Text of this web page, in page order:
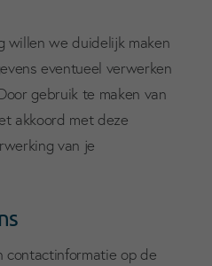
willen we duidelijk maken
eventueel verwerken
gebruik te maken van
akkoord met deze
van je
contactinformatie op de